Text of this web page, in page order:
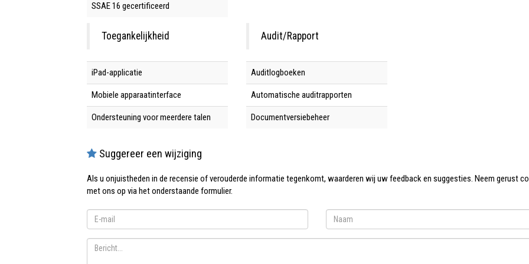
SSAE 16 gecertificeerd
Toegankelijkheid
iPad-applicatie
Mobiele apparaatinterface
Ondersteuning voor meerdere talen
Audit/Rapport
Auditlogboeken
Automatische auditrapporten
Documentversiebeheer
Suggereer een wijziging
Als u onjuistheden in de recensie of verouderde informatie tegenkomt, waarderen wij uw feedback en suggesties. Neem gerust
met ons op via het onderstaande formulier.